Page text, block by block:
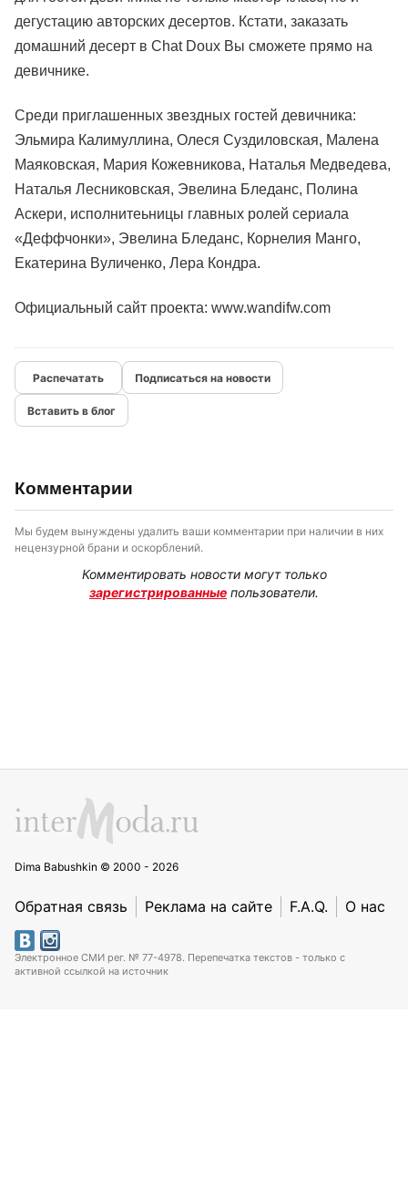
дегустацию авторских десертов. Кстати, заказать
домашний десерт в Сhat Doux Вы сможете прямо на
девичнике.
Среди приглашенных звездных гостей девичника:
Эльмира Калимуллина, Олеся Суздиловская, Малена
Маяковская, Мария Кожевникова, Наталья Медведева,
Наталья Лесниковская, Эвелина Бледанс, Полина
Аскери, исполнитеьницы главных ролей сериала
«Деффчонки», Эвелина Бледанс, Корнелия Манго,
Екатерина Вуличенко, Лера Кондра.
Официальный сайт проекта: www.wandifw.com
Подписаться на новости
Вставить в блог
Комментарии
Мы будем вынуждены удалить ваши комментарии при наличии в них
нецензурной брани и оскорблений.
Комментировать новости могут только
зарегистрированные пользователи.
Dima Babushkin © 2000 - 2026
Обратная связь Реклама на сайте F.A.Q. О нас
Электронное СМИ рег. № 77-4978. Перепечатка текстов - только с
активной ссылкой на источник